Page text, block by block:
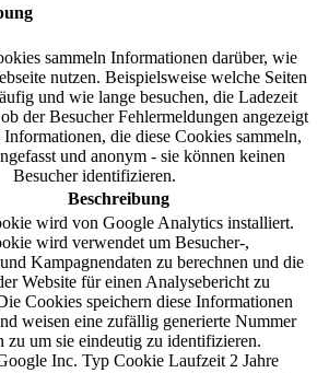
sammeln Informationen darüber, wie
nutzen. Beispielsweise welche Seiten
und wie lange besuchen, die Ladezeit
der Besucher Fehlermeldungen angezeigt
die diese Cookies sammeln,
und anonym - sie können keinen
Besucher identifizieren.
Beschreibung
wird von Google Analytics installiert.
wird verwendet um Besucher-,
Kampagnendaten zu berechnen und die
Website für einen Analysebericht zu
Cookies speichern diese Informationen
weisen eine zufällig generierte Nummer
zu um sie eindeutig zu identifizieren.
Inc. Typ Cookie Laufzeit 2 Jahre